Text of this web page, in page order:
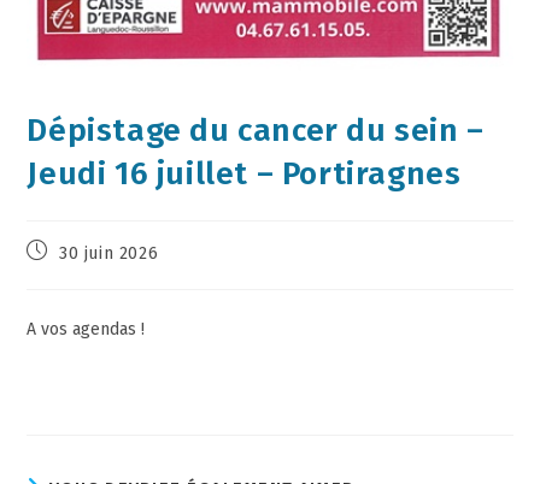
Dépistage du cancer du sein –
Jeudi 16 juillet – Portiragnes
30 juin 2026
A vos agendas !